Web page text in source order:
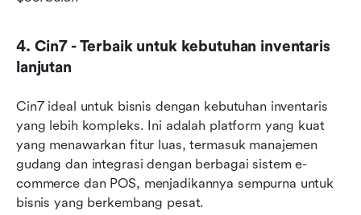
4. Cin7 - Terbaik untuk kebutuhan inventaris
lanjutan
Cin7 ideal untuk bisnis dengan kebutuhan inventaris
yang lebih kompleks. Ini adalah platform yang kuat
yang menawarkan fitur luas, termasuk manajemen
gudang dan integrasi dengan berbagai sistem e-
commerce dan POS, menjadikannya sempurna untuk
bisnis yang berkembang pesat.